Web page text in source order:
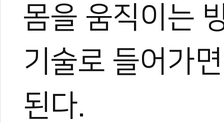
몸을 움직이는
기술로 들어가
된다.